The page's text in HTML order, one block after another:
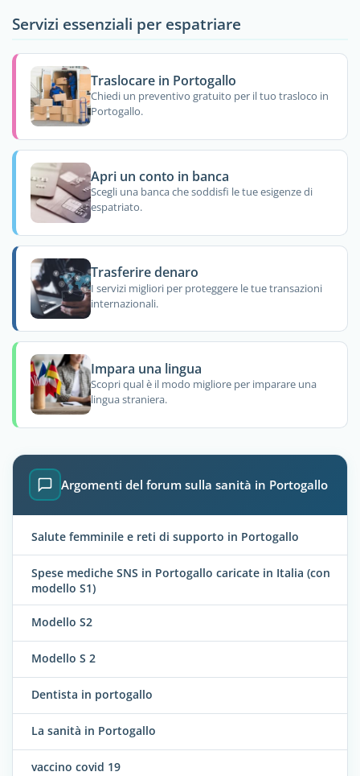
Servizi essenziali per espatriare
Traslocare in Portogallo
Chiedi un preventivo gratuito per il tuo trasloco in
Portogallo.
Apri un conto in banca
Scegli una banca che soddisfi le tue esigenze di
espatriato.
Trasferire denaro
I servizi migliori per proteggere le tue transazioni
internazionali.
Impara una lingua
Scopri qual è il modo migliore per imparare una
lingua straniera.
Argomenti del forum sulla sanità in Portogallo
Salute femminile e reti di supporto in Portogallo
Spese mediche SNS in Portogallo caricate in Italia (con
modello S1)
Modello S2
Modello S 2
Dentista in portogallo
La sanità in Portogallo
vaccino covid 19